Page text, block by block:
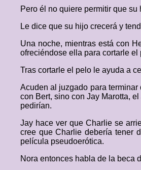
Pero él no quiere permitir que
Le dice que su hijo crecerá y
Una noche, mientras está con
ofreciéndose ella para cortarle el
Tras cortarle el pelo le ayuda a
Acuden al juzgado para
con Bert, sino con Jay Marotta,
pedirían.
Jay hace ver que Charlie se
cree que Charlie debería tener
película pseudoerótica.
Nora entonces habla de la beca